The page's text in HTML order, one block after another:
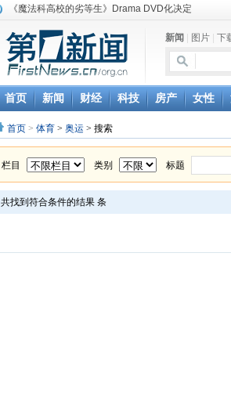
《魔法科高校的劣等生》Drama DVD化决定
消息称刘强东要求京东商城明年扭亏为盈
保健品也能吃出一身病? 康宝莱员工自揭多项家丑
煤价"跳水"电企利润"蹦高" 电煤联动亟待完善
苹果公司自建太阳能电厂为数据中心供电
吃饭、睡觉、黑人人？
网络电商和传统出版商的角逐：亚马逊停止接受
英国小猫因长得像希特勒遭袭 被扔垃圾左眼致盲
《中二病也想谈恋爱》女主角特报预告公开
新闻 图片 下
首页 新闻 财经 科技 房产 女性
首页 > 体育 > 奥运 > 搜索
栏目 类别 标题
共找到符合条件的结果 条